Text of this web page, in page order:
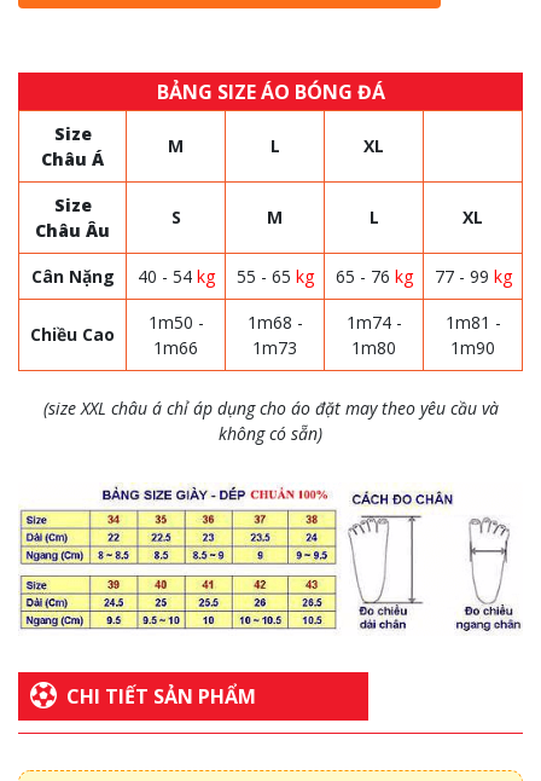
BẢNG SIZE ÁO BÓNG ĐÁ
Size
Châu Á
M L XL
Size
Châu Âu
S M L XL
Cân Nặng 40 - 54 kg 55 - 65 kg 65 - 76 kg 77 - 99 kg
Chiều Cao
1m50 -
1m66
1m68 -
1m73
1m74 -
1m80
1m81 -
1m90
(size XXL châu á chỉ áp dụng cho áo đặt may theo yêu cầu và
không có sẵn)
CHI TIẾT SẢN PHẨM